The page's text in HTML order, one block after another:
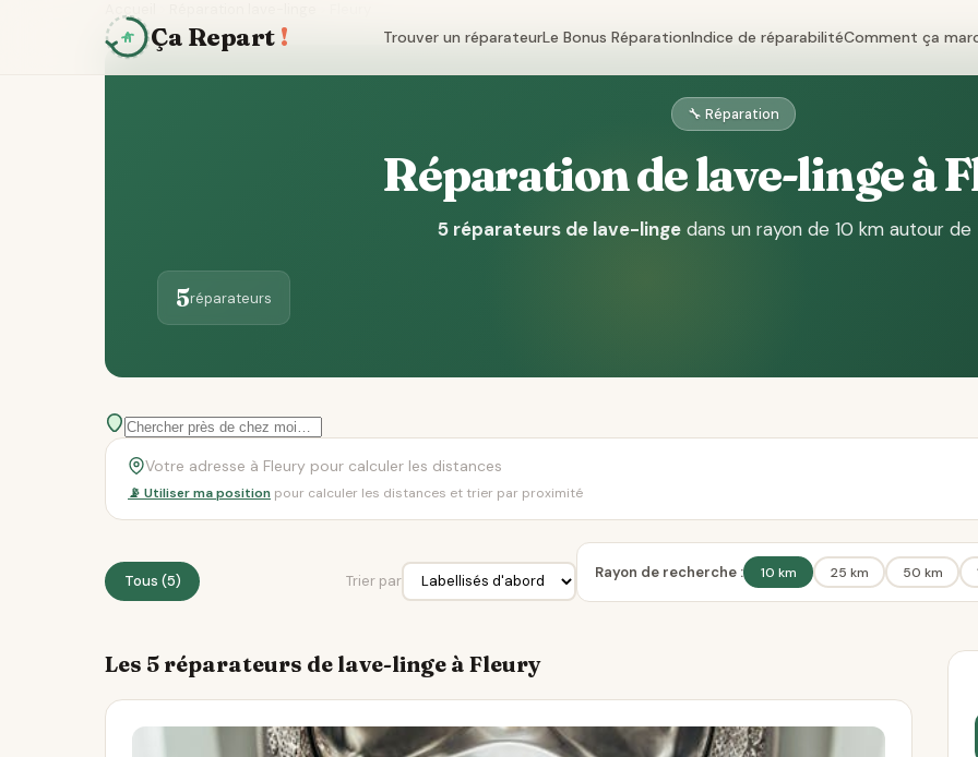
Ça Repart ! Trouver un réparateurLe Bonus RéparationIndice de réparabilitéComment ça
🔧 Réparation
Réparation de lave-linge à
5 réparateurs de lave-lingedans un rayon de 10 km autour de
5réparateurs
📡 Utiliser ma position pour calculer les distances et trier par proximité
Tous (5) Trier par Rayon de recherche : 10 km 25 km 50 km
Les 5 réparateurs de lave-linge à Fleury